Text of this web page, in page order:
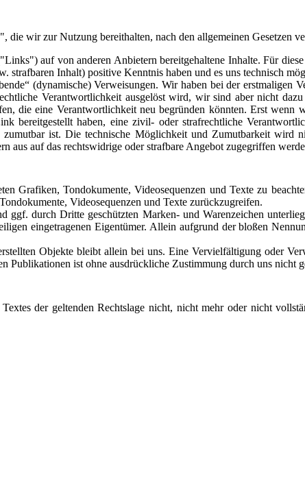
die wir zur Nutzung bereithalten, nach den allgemeinen Gesetzen
auf von anderen Anbietern bereitgehaltene Inhalte. Für
strafbaren Inhalt) positive Kenntnis haben und es uns technisch
(dynamische) Verweisungen. Wir haben bei der
Verantwortlichkeit ausgelöst wird, wir sind aber nicht
die eine Verantwortlichkeit neu begründen könnten. Erst wenn
bereitgestellt haben, eine zivil- oder strafrechtliche
ist. Die technische Möglichkeit und Zumutbarkeit wird
aus auf das rechtswidrige oder strafbare Angebot zugegriffen
Grafiken, Tondokumente, Videosequenzen und Texte zu
Videosequenzen und Texte zurückzugreifen.
ggf. durch Dritte geschützten Marken- und Warenzeichen
eingetragenen Eigentümer. Allein aufgrund der bloßen
Objekte bleibt allein bei uns. Eine Vervielfältigung oder
Publikationen ist ohne ausdrückliche Zustimmung durch uns nicht
der geltenden Rechtslage nicht, nicht mehr oder nicht